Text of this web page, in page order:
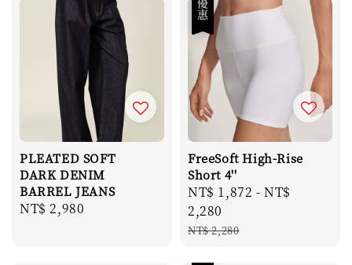
PLEATED SOFT
DARK DENIM
BARREL JEANS
Regular
NT$ 2,980
優惠
FreeSoft High-Rise
Short 4''
Sale
price
NT$ 1,872 -NT$
2,280
Regular
NT$ 2,280